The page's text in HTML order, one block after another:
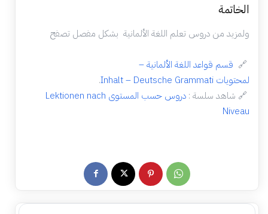
الخاتمة
ولمزيد من دروس تعلم اللغة الألمانية بشكل مفصل تصفح
🔗 قسم قواعد اللغة الألمانية –
لمحتويات Inhalt – Deutsche Grammati
.
🔗 شاهد سلسة : دروس حسب المستوى Lektionen nach
Niveau